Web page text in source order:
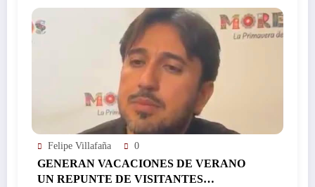
Felipe Villafaña 0
GENERAN VACACIONES DE VERANO
UN REPUNTE DE VISITANTES